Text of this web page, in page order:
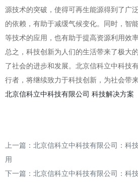
源技术的突破，使得可再生能源得到了广
的依赖，有助于减缓气候变化。同时，智
等技术的应用，也有助于提高资源利用效率
总之，科技创新为人们的生活带来了极大
了社会的进步和发展。北京信科立中科技
行者，将继续致力于科技创新，为社会带
北京信科立中科技有限公司 科技解决方案
上一篇： 北京信科立中科技有限公司：科
用
下一篇： 北京信科立中科技有限公司：科